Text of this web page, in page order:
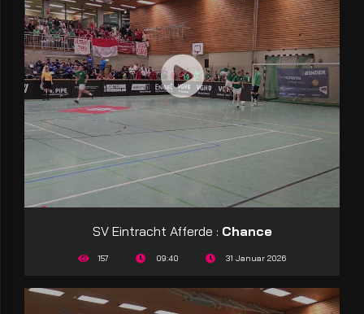
SV Eintracht Afferde : Chance
157 09:40 31 Januar 2026